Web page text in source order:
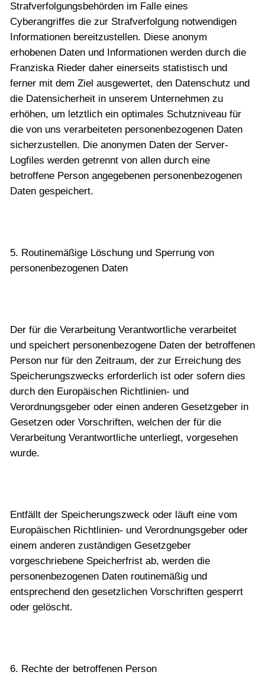
Strafverfolgungsbehörden im Falle eines
Cyberangriffes die zur Strafverfolgung notwendigen
Informationen bereitzustellen. Diese anonym
erhobenen Daten und Informationen werden durch die
Franziska Rieder daher einerseits statistisch und
ferner mit dem Ziel ausgewertet, den Datenschutz und
die Datensicherheit in unserem Unternehmen zu
erhöhen, um letztlich ein optimales Schutzniveau für
die von uns verarbeiteten personenbezogenen Daten
sicherzustellen. Die anonymen Daten der Server-
Logfiles werden getrennt von allen durch eine
betroffene Person angegebenen personenbezogenen
Daten gespeichert.
5. Routinemäßige Löschung und Sperrung von
personenbezogenen Daten
Der für die Verarbeitung Verantwortliche verarbeitet
und speichert personenbezogene Daten der betroffenen
Person nur für den Zeitraum, der zur Erreichung des
Speicherungszwecks erforderlich ist oder sofern dies
durch den Europäischen Richtlinien- und
Verordnungsgeber oder einen anderen Gesetzgeber in
Gesetzen oder Vorschriften, welchen der für die
Verarbeitung Verantwortliche unterliegt, vorgesehen
wurde.
Entfällt der Speicherungszweck oder läuft eine vom
Europäischen Richtlinien- und Verordnungsgeber oder
einem anderen zuständigen Gesetzgeber
vorgeschriebene Speicherfrist ab, werden die
personenbezogenen Daten routinemäßig und
entsprechend den gesetzlichen Vorschriften gesperrt
oder gelöscht.
6. Rechte der betroffenen Person